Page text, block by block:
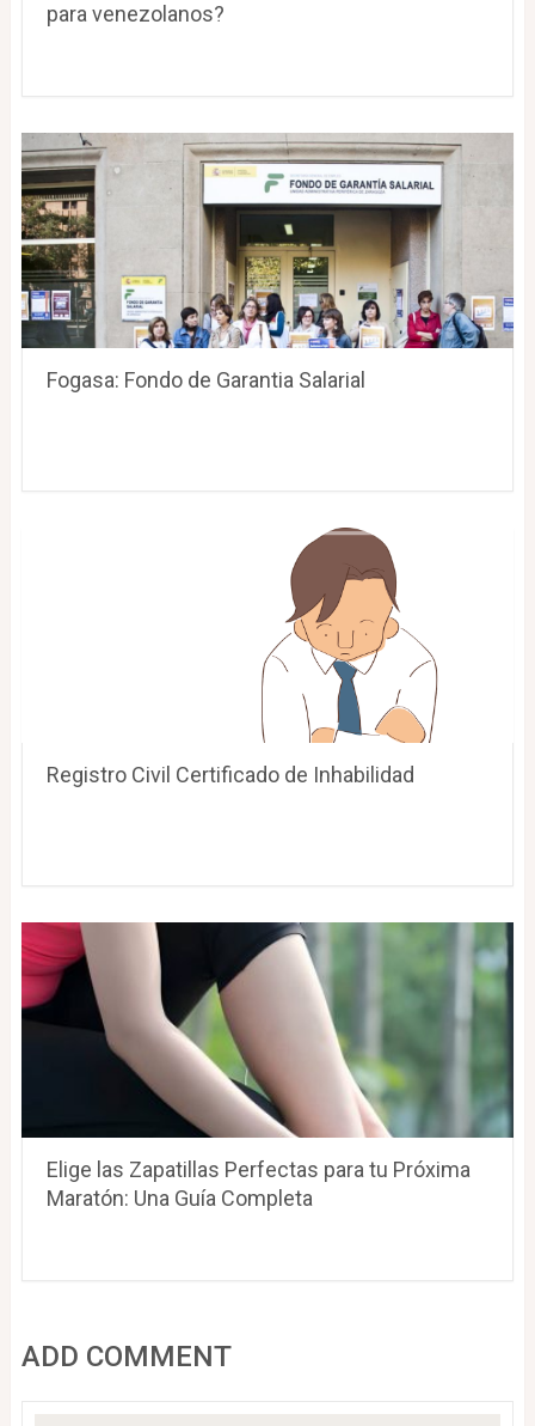
para venezolanos?
Fogasa: Fondo de Garantia Salarial
Registro Civil Certificado de Inhabilidad
Elige las Zapatillas Perfectas para tu Próxima
Maratón: Una Guía Completa
ADD COMMENT